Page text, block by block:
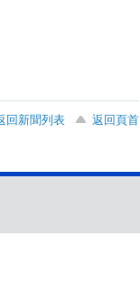
回新聞列表
返回頁首